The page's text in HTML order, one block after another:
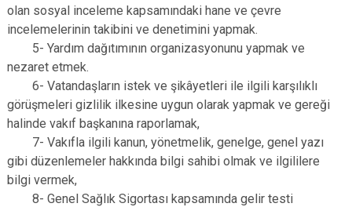
olan sosyal inceleme kapsamındaki hane ve çevre
incelemelerinin takibini ve denetimini yapmak.
5- Yardım dağıtımının organizasyonunu yapmak ve
nezaret etmek.
6- Vatandaşların istek ve şikâyetleri ile ilgili karşılıklı
görüşmeleri gizlilik ilkesine uygun olarak yapmak ve gereği
halinde vakıf başkanına raporlamak,
7- Vakıfla ilgili kanun, yönetmelik, genelge, genel yazı
gibi düzenlemeler hakkında bilgi sahibi olmak ve ilgililere
bilgi vermek,
8- Genel Sağlık Sigortası kapsamında gelir testi